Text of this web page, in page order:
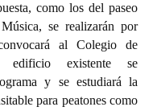
como los del paseo
se realizarán por
al Colegio de
edificio existente se
y se estudiará la
para peatones como